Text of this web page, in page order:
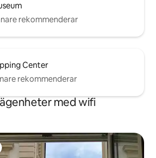
rekommenderar
Center
rekommenderar
med wifi